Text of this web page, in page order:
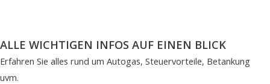
ALLE WICHTIGEN INFOS AUF EINEN BLICK
Erfahren Sie alles rund um Autogas, Steuervorteile, Betankung
uvm.